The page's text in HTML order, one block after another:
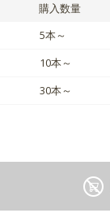
購入数量
5本～
10本～
30本～